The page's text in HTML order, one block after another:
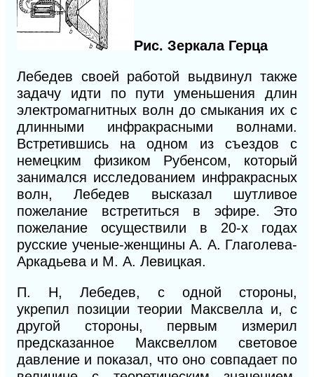
Рис. Зеркала Герца
Лебедев своей работой выдвинул также
задачу идти по пути уменьшения длин
электромагнитных волн до смыкания их с
длинными инфракрасными волнами.
Встретившись на одном из съездов с
немецким физиком Рубенсом, который
занимался исследованием инфракрасных
волн, Лебедев высказал шутливое
пожелание встретиться в эфире. Это
пожелание осуществили в 20-х годах
русские ученые-женщины А. А. Глаголева-
Аркадьева и М. А. Левицкая.
П. Н, Лебедев, с одной стороны,
укрепил позиции теории Максвелла и, с
другой стороны, первым измерил
предсказанное Максвеллом световое
давление и показал, что оно совпадает по